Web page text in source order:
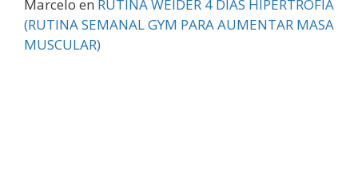
Marcelo en RUTINA WEIDER 4 DÍAS HIPERTROFIA
(RUTINA SEMANAL GYM PARA AUMENTAR MASA
MUSCULAR)